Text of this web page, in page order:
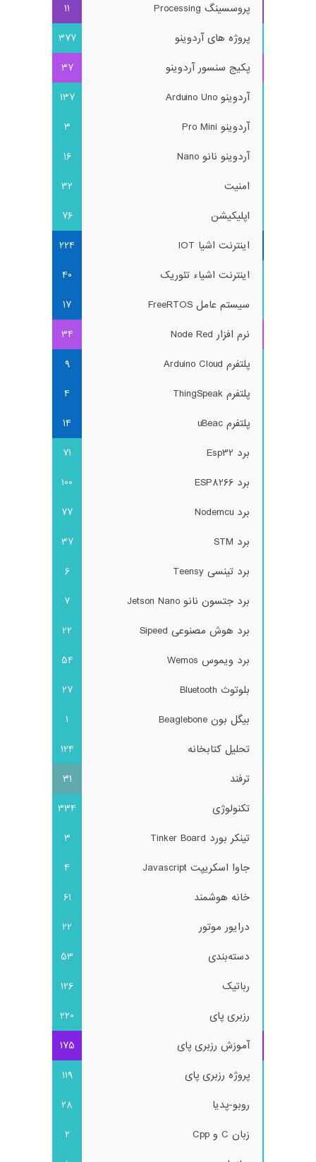
پروسسینگ Processing
11
پروژه های آردوینو
377
پکیج سنسور آردوینو
37
آردوینو Arduino Uno
137
آردوینو Pro Mini
3
آردوینو نانو Nano
16
امنیت
32
اپلیکیشن
76
اینترنت اشیا IOT
224
اینترنت اشیاء تئوریک
40
سیستم عامل FreeRTOS
17
نرم افزار Node Red
34
پلتفرم Arduino Cloud
9
پلتفرم ThingSpeak
4
پلتفرم uBeac
14
برد Esp32
71
برد ESP8266
100
برد Nodemcu
77
برد STM
37
برد تینسی Teensy
6
برد جتسون نانو Jetson Nano
7
برد هوش مصنوعی Sipeed
22
برد ویموس Wemos
54
بلوتوث Bluetooth
27
بیگل بون Beaglebone
1
تحلیل کتابخانه
124
ترفند
31
تکنولوژی
334
تینکر بورد Tinker Board
3
جاوا اسکریپت Javascript
4
خانه هوشمند
61
درایور موتور
22
دسته‌بندی
53
رباتیک
126
رزبری پای
220
آموزش رزبری پای
175
پروژه رزبری پای
119
روبو-پدیا
28
زبان C و Cpp
2